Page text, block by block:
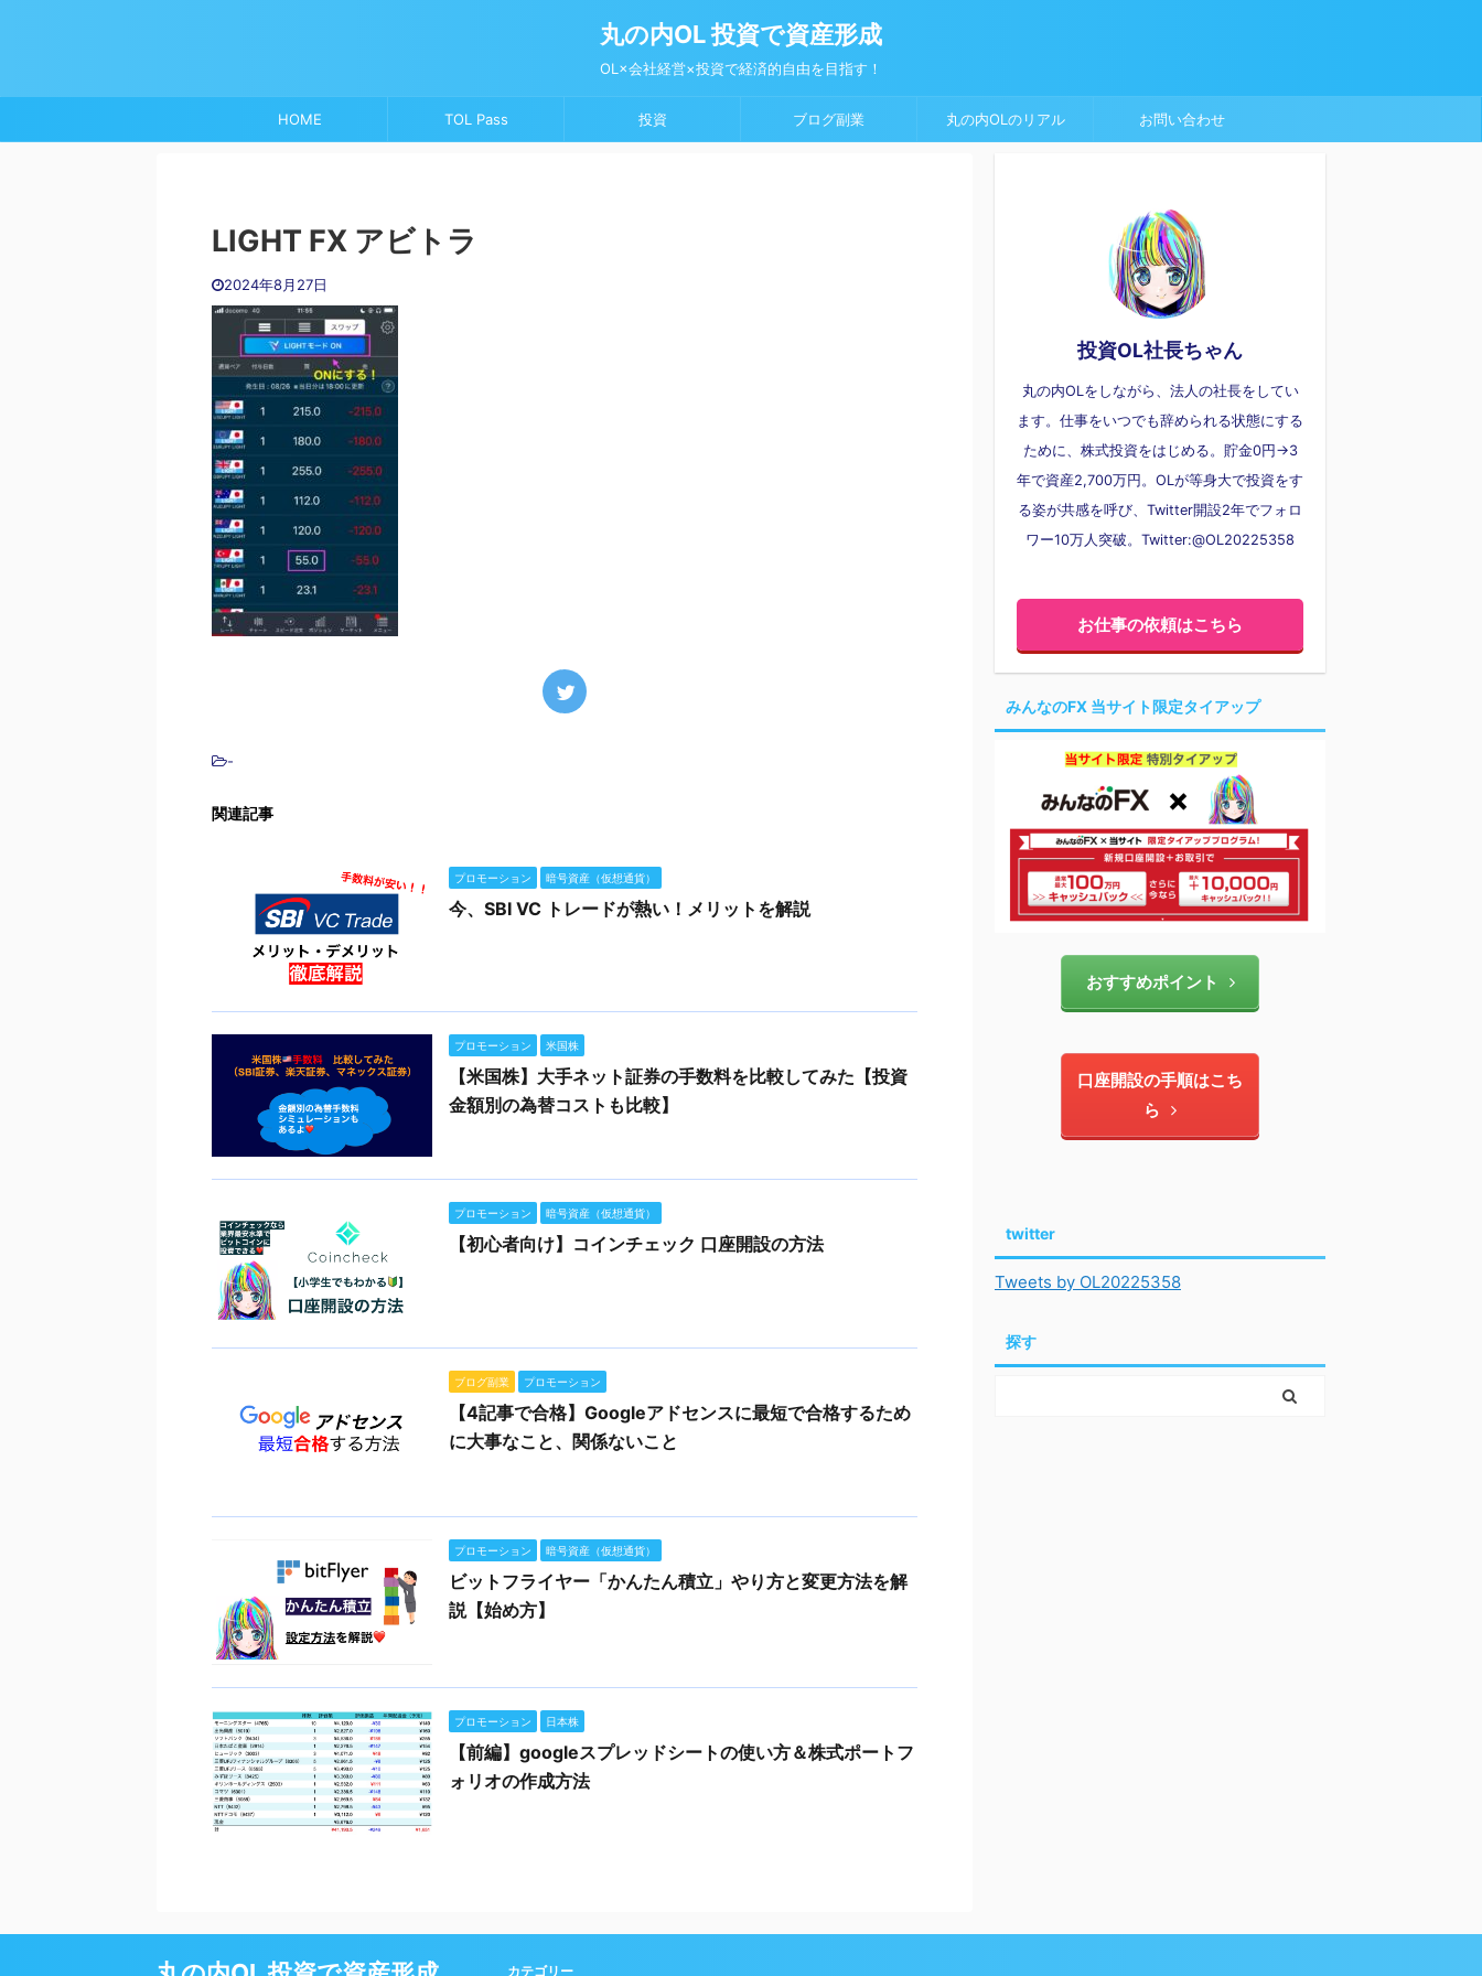
丸の内OL 投資で資産形成
OL×会社経営×投資で経済的自由を目指す！
HOME TOL Pass 投資 ブログ副業 丸の内OLのリアル お問い合わせ
LIGHT FX アビトラ
2024年8月27日
-
関連記事
プロモーション 暗号資産（仮想通貨）
今、SBI VC トレードが熱い！メリットを解説
プロモーション 米国株
【米国株】大手ネット証券の手数料を比較してみた【投資
金額別の為替コストも比較】
プロモーション 暗号資産（仮想通貨）
【初心者向け】コインチェック 口座開設の方法
ブログ副業 プロモーション
【4記事で合格】Googleアドセンスに最短で合格するため
に大事なこと、関係ないこと
プロモーション 暗号資産（仮想通貨）
ビットフライヤー「かんたん積立」やり方と変更方法を解
説【始め方】
プロモーション 日本株
【前編】googleスプレッドシートの使い方＆株式ポートフ
ォリオの作成方法
投資OL社長ちゃん
丸の内OLをしながら、法人の社長をしてい
ます。仕事をいつでも辞められる状態にする
ために、株式投資をはじめる。貯金0円→3
年で資産2,700万円。OLが等身大で投資をす
る姿が共感を呼び、Twitter開設2年でフォロ
ワー10万人突破。Twitter:@OL20225358
お仕事の依頼はこちら
みんなのFX 当サイト限定タイアップ
おすすめポイント
口座開設の手順はこち
ら
twitter
Tweets by OL20225358
探す
カテゴリー